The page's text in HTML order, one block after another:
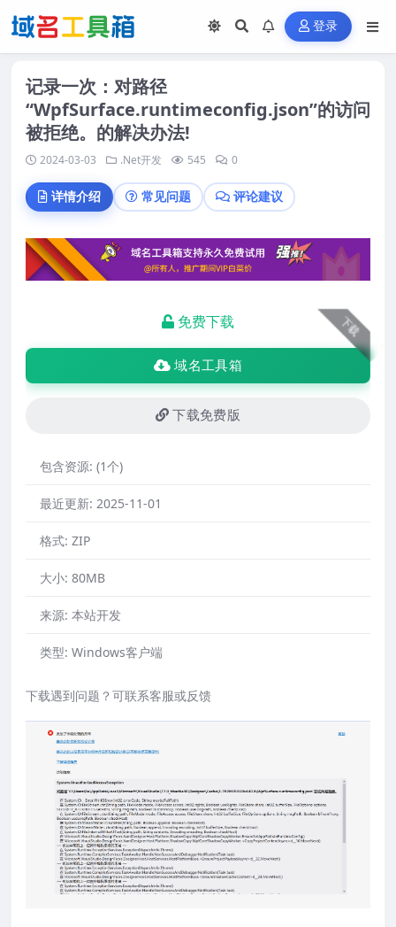
登录
记录一次：对路径
“WpfSurface.runtimeconfig.json”的访问
被拒绝。的解决办法!
2024-03-03 .Net开发 545 0
详情介绍 常见问题 评论建议
下载
免费下载
域名工具箱
下载免费版
包含资源: (1个)
最近更新: 2025-11-01
格式: ZIP
大小: 80MB
来源: 本站开发
类型: Windows客户端
下载遇到问题？可联系客服或反馈